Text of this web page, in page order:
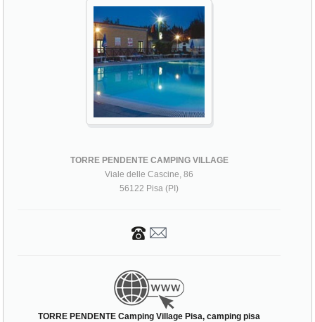
TORRE PENDENTE CAMPING VILLAGE
Viale delle Cascine, 86
56122 Pisa (PI)
TORRE PENDENTE Camping Village Pisa, camping pisa